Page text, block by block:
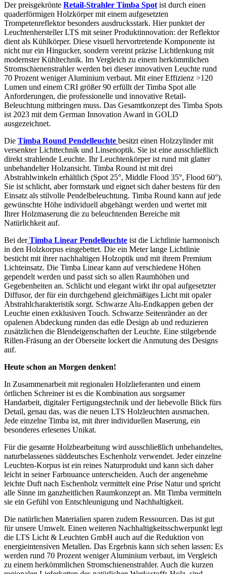
Der preisgekrönte Retail-Strahler Timba Spot ist durch einen
quaderförmigen Holzkörper mit einem aufgesetzten
Trompetenreflektor besonders ausdrucksstark. Hier punktet der
Leuchtenhersteller LTS mit seiner Produktinnovation: der Reflektor
dient als Kühlkörper. Diese visuell hervortretende Komponente ist
nicht nur ein Hingucker, sondern vereint präzise Lichtlenkung mit
modernster Kühltechnik. Im Vergleich zu einem herkömmlichen
Stromschienenstrahler werden bei dieser innovativen Leuchte rund
70 Prozent weniger Aluminium verbaut. Mit einer Effizienz >120
Lumen und einem CRI größer 90 erfüllt der Timba Spot alle
Anforderungen, die professionelle und innovative Retail-
Beleuchtung mitbringen muss. Das Gesamtkonzept des Timba Spots
ist 2023 mit dem German Innovation Award in GOLD
ausgezeichnet.
Die Timba Round Pendelleuchte besitzt einen Holzzylinder mit
versenkter Lichttechnik und Linsenoptik. Sie ist eine ausschließlich
direkt strahlende Leuchte. Ihr Leuchtenkörper ist rund mit glatter
unbehandelter Holzansicht. Timba Round ist mit drei
Abstrahlwinkeln erhältlich (Spot 25°, Middle Flood 35°, Flood 60°).
Sie ist schlicht, aber formstark und eignet sich daher bestens für den
Einsatz als stilvolle Pendelbeleuchtung. Timba Round kann auf jede
gewünschte Höhe individuell abgehängt werden und wertet mit
Ihrer Holzmaserung die zu beleuchtenden Bereiche mit
Natürlichkeit auf.
Bei der Timba Linear Pendelleuchte ist die Lichtlinie harmonisch
in den Holzkorpus eingebettet. Die ein Meter lange Lichtlinie
besticht mit ihrer nachhaltigen Holzoptik und mit ihrem Premium
Lichteinsatz. Die Timba Linear kann auf verschiedene Höhen
gependelt werden und passt sich so allen Raumhöhen und
Gegebenheiten an. Schlicht und elegant wirkt ihr opal aufgesetzter
Diffusor, der für ein durchgehend gleichmäßiges Licht mit opaler
Abstrahlcharakteristik sorgt. Schwarze Alu-Endkappen geben der
Leuchte einen exklusiven Touch. Schwarze Seitenränder an der
opalenen Abdeckung runden das edle Design ab und reduzieren
zusätzlichen die Blendeigenschaften der Leuchte. Eine stilgebende
Rillen-Fräsung an der Oberseite lockert die Anmutung des Designs
auf.
Heute schon an Morgen denken!
In Zusammenarbeit mit regionalen Holzlieferanten und einem
örtlichen Schreiner ist es die Kombination aus sorgsamer
Handarbeit, digitaler Fertigungstechnik und der liebevolle Blick fürs
Detail, genau das, was die neuen LTS Holzleuchten ausmachen.
Jede einzelne Timba ist, mit ihrer individuellen Maserung, ein
besonderes erlesenes Unikat.
Für die gesamte Holzbearbeitung wird ausschließlich unbehandeltes,
naturbelassenes süddeutsches Eschenholz verwendet. Jeder einzelne
Leuchten-Korpus ist ein reines Naturprodukt und kann sich daher
leicht in seiner Farbnuance unterscheiden. Auch der angenehme
leichte Duft nach Eschenholz vermittelt eine Prise Natur und spricht
alle Sinne im ganzheitlichen Raumkonzept an. Mit Timba vermitteln
sie ein Gefühl von Entschleunigung und Nachhaltigkeit.
Die natürlichen Materialien sparen zudem Ressourcen. Das ist gut
für unsere Umwelt. Einen weiteren Nachhaltigkeitsschwerpunkt legt
die LTS Licht & Leuchten GmbH auch auf die Reduktion von
energieintensiven Metallen. Das Ergebnis kann sich sehen lassen: Es
werden rund 70 Prozent weniger Aluminium verbaut, im Vergleich
zu einem herkömmlichen Stromschienenstrahler. Auch die kurzen